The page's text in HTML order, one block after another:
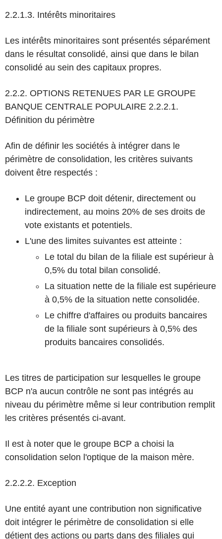
2.2.1.3. Intérêts minoritaires
Les intérêts minoritaires sont présentés séparément
dans le résultat consolidé, ainsi que dans le bilan
consolidé au sein des capitaux propres.
2.2.2. OPTIONS RETENUES PAR LE GROUPE
BANQUE CENTRALE POPULAIRE 2.2.2.1.
Définition du périmètre
Afin de définir les sociétés à intégrer dans le
périmètre de consolidation, les critères suivants
doivent être respectés :
Le groupe BCP doit détenir, directement ou
indirectement, au moins 20% de ses droits de
vote existants et potentiels.
L'une des limites suivantes est atteinte :
Le total du bilan de la filiale est supérieur à
0,5% du total bilan consolidé.
La situation nette de la filiale est supérieure
à 0,5% de la situation nette consolidée.
Le chiffre d'affaires ou produits bancaires
de la filiale sont supérieurs à 0,5% des
produits bancaires consolidés.
Les titres de participation sur lesquelles le groupe
BCP n'a aucun contrôle ne sont pas intégrés au
niveau du périmètre même si leur contribution remplit
les critères présentés ci-avant.
Il est à noter que le groupe BCP a choisi la
consolidation selon l'optique de la maison mère.
2.2.2.2. Exception
Une entité ayant une contribution non significative
doit intégrer le périmètre de consolidation si elle
détient des actions ou parts dans des filiales qui